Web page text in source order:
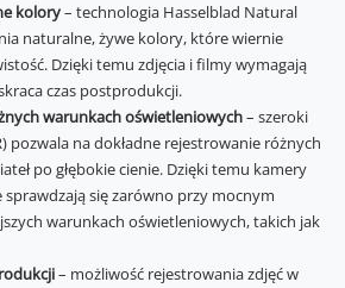
kolory– technologia Hasselblad Natural
naturalne, żywe kolory, które wiernie
Dzięki temu zdjęcia i filmy wymagają
czas postprodukcji.
warunkach oświetleniowych– szeroki
pozwala na dokładne rejestrowanie różnych
po głębokie cienie. Dzięki temu kamery
sprawdzają się zarówno przy mocnym
warunkach oświetleniowych, takich jak
– możliwość rejestrowania zdjęć w